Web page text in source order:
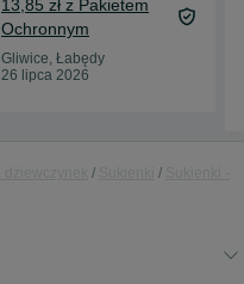
13,85 zł z Pakietem
Ochronnym
Gliwice, Łabędy
26 lipca 2026